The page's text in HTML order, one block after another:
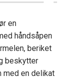
en
håndsåpen
beriket
beskytter
med en delikat